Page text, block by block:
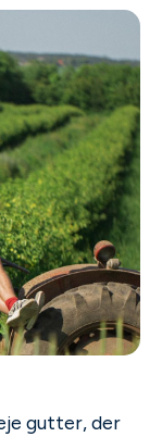
gutter, der